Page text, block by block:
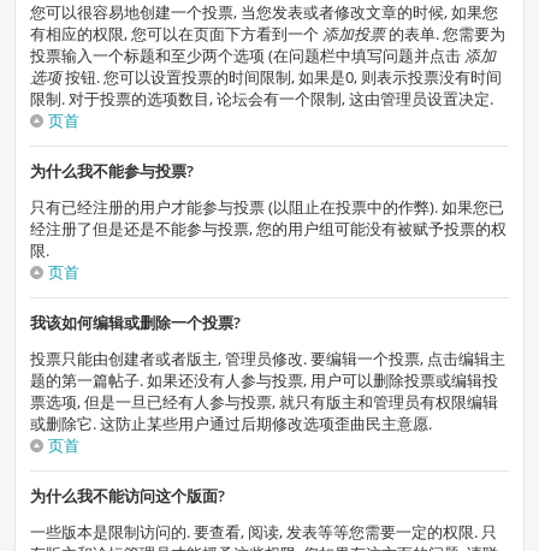
您可以很容易地创建一个投票, 当您发表或者修改文章的时候, 如果您
有相应的权限, 您可以在页面下方看到一个 添加投票的表单. 您需要为
投票输入一个标题和至少两个选项 (在问题栏中填写问题并点击 添加
选项按钮. 您可以设置投票的时间限制, 如果是0, 则表示投票没有时间
限制. 对于投票的选项数目, 论坛会有一个限制, 这由管理员设置决定.
页首
为什么我不能参与投票?
只有已经注册的用户才能参与投票 (以阻止在投票中的作弊). 如果您已
经注册了但是还是不能参与投票, 您的用户组可能没有被赋予投票的权
限.
页首
我该如何编辑或删除一个投票?
投票只能由创建者或者版主, 管理员修改. 要编辑一个投票, 点击编辑主
题的第一篇帖子. 如果还没有人参与投票, 用户可以删除投票或编辑投
票选项, 但是一旦已经有人参与投票, 就只有版主和管理员有权限编辑
或删除它. 这防止某些用户通过后期修改选项歪曲民主意愿.
页首
为什么我不能访问这个版面?
一些版本是限制访问的. 要查看, 阅读, 发表等等您需要一定的权限. 只